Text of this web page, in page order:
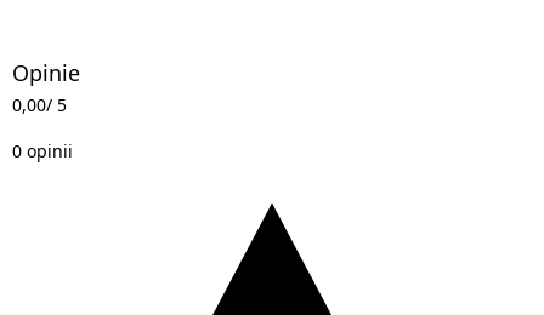
Opinie
0,00/ 5
0 opinii